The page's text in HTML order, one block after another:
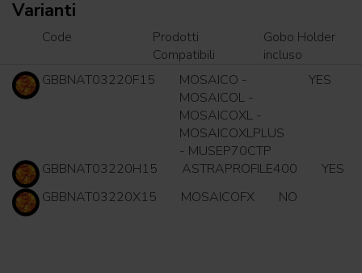
Varianti
Code
Prodotti
Compatibili
Gobo Holder
incluso
GBBNAT03220F15
MOSAICO -
MOSAICOL -
MOSAICOXL -
MOSAICOXLPLUS
- MUSEP70CTP
YES
GBBNAT03220H15 ASTRAPROFILE400
YES
GBBNAT03220X15
MOSAICOFX NO